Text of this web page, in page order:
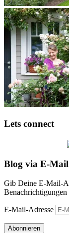
Lets connect
Blog via E-
Gib Deine E-Mail-
E-Mail-Adresse
Abonnieren